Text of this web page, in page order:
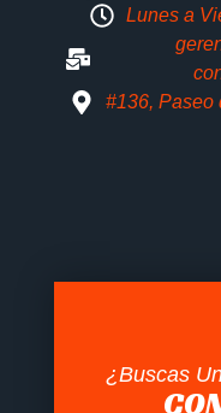
Lunes a
#136, Paseo
¿Buscas